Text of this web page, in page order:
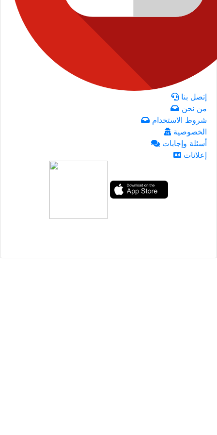
إتصل بنا
من نحن
شروط الاستخدام
الخصوصية
أسئلة وإجابات
إعلانات